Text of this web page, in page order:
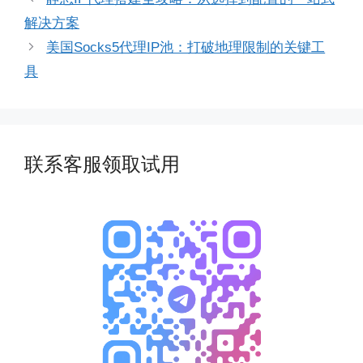
解决方案
美国Socks5代理IP池：打破地理限制的关键工
具
联系客服领取试用